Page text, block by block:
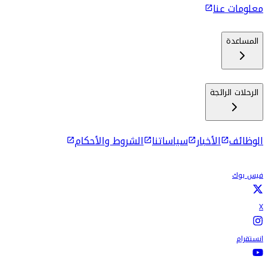
معلومات عنا
المساعدة
الرحلات الرائجة
الوظائف الأخبار سياساتنا الشروط والأحكام
فيس بوك
X
انستقرام